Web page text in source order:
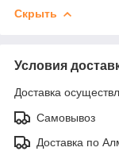
Скрыть
Условия
Доставка
Самовывоз
Доставка по